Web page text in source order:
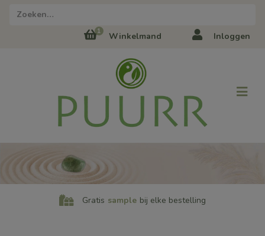
1 Winkelmand Inloggen
Gratis sample bij elke bestelling